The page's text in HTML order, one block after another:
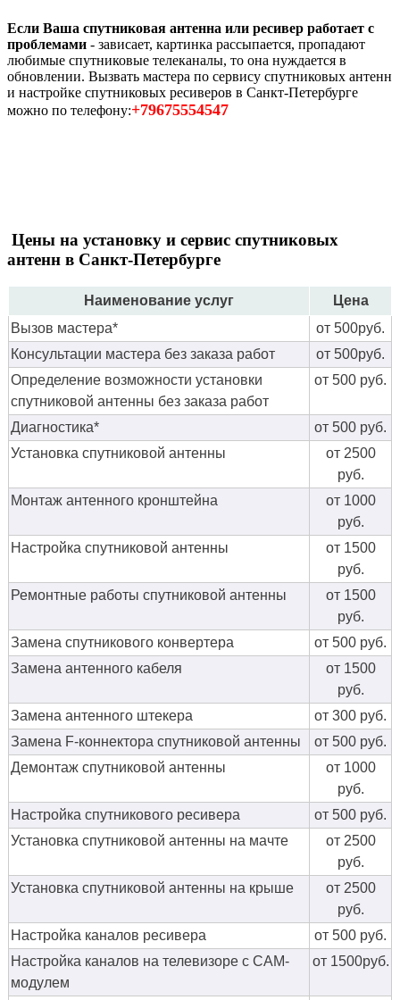
Если Ваша спутниковая антенна или ресивер работает с
проблемами - зависает, картинка рассыпается, пропадают
любимые спутниковые телеканалы, то она нуждается в
обновлении. Вызвать мастера по сервису спутниковых антенн
и настройке спутниковых ресиверов в Санкт-Петербурге
можно по телефону:+79675554547
Цены на установку и сервис спутниковых
антенн в Санкт-Петербурге
Наименование услуг
Цена
Вызов мастера*
от 500руб.
Консультации мастера без заказа работ
от 500руб.
Определение возможности установки
спутниковой антенны без заказа работ
от 500 руб.
Диагностика*
от 500 руб.
Установка спутниковой антенны
от 2500
руб.
Монтаж антенного кронштейна
от 1000
руб.
Настройка спутниковой антенны
от 1500
руб.
Ремонтные работы спутниковой антенны
от 1500
руб.
Замена спутникового конвертера
от 500 руб.
Замена антенного кабеля
от 1500
руб.
Замена антенного штекера
от 300 руб.
Замена F-коннектора спутниковой антенны
от 500 руб.
Демонтаж спутниковой антенны
от 1000
руб.
Настройка спутникового ресивера
от 500 руб.
Установка спутниковой антенны на мачте
от 2500
руб.
Установка спутниковой антенны на крыше
от 2500
руб.
Настройка каналов ресивера
от 500 руб.
Настройка каналов на телевизоре с CAM-
модулем
от 1500руб.